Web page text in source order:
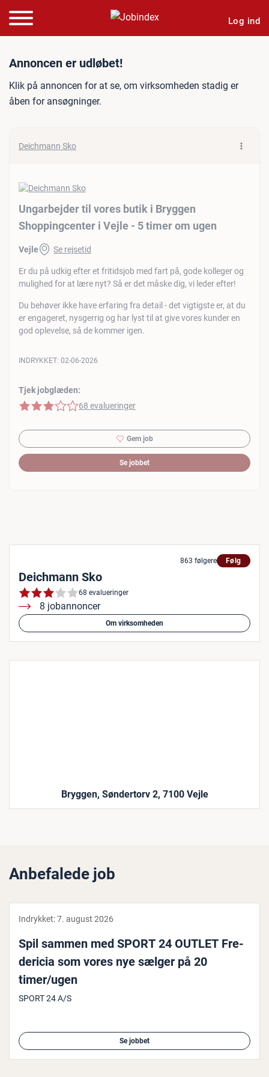
Log ind
Jobannonce:
Annoncen er udløbet!
Klik på annoncen for at se, om virksomheden stadig er
åben for ansøgninger.
Deichmann Sko
Ungarbejder til vores butik i Bryggen
Shoppingcenter i Vejle - 5 timer om ugen
Vejle Se rejsetid
Er du på udkig efter et fritidsjob med fart på, gode kolleger og
mulighed for at lære nyt? Så er det måske dig, vi leder efter!
Du behøver ikke have erfaring fra detail - det vigtigste er, at du
er engageret, nysgerrig og har lyst til at give vores kunder en
god oplevelse, så de kommer igen.
Tjek jobglæden:
3 af 5 stjerner
68 evalueringer
INDRYKKET: 02-06-2026
Gem job
Se jobbet
863 følgere Følg
Deichmann Sko
68 evalueringer
8 jobannoncer
Om virksomheden
Bryggen, Søndertorv 2, 7100 Vejle
Anbefalede job
Indrykket:7. august 2026
Spil sammen med SPORT 24 OUTLET Fre­
de­ri­cia som vores nye sælger på 20
timer/ugen
SPORT 24 A/S
Se jobbet